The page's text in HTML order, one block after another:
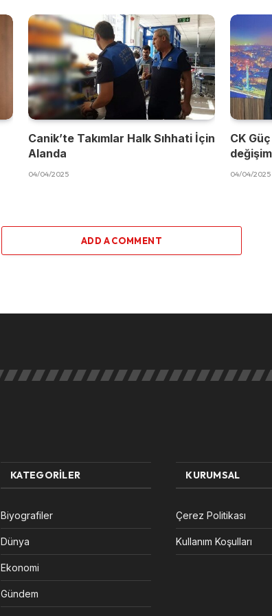
Canik’te Takımlar Halk Sıhhati İçin
Alanda
04/04/2025
CK
04/04/2025
ADD A COMMENT
KATEGORILER
Biyografiler
Dünya
Ekonomi
Gündem
KURUMSAL
Çerez Politikası
Kullanım Koşulları